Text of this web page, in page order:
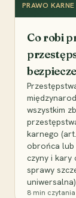
PRAWO KARNE
Co robi
wszystkim
karnego
obrońca lub
czyny i kary
sprawy
8 min czytania